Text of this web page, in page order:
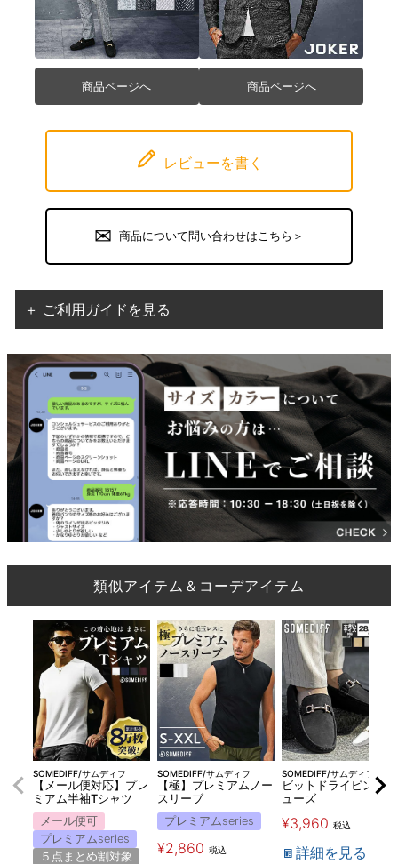
商品ページへ 商品ページへ
レビューを書く
商品について問い合わせはこちら＞
＋ ご利用ガイドを見る
類似アイテム＆コーデアイテム
SOMEDIFF/サムディフ
【メール便対応】プレ
ミアム半袖Tシャツ
メール便可
プレミアムseries
５点まとめ割対象
SOMEDIFF/サムディフ
【極】プレミアムノー
スリーブ
プレミアムseries
¥2,860 税込
SOMEDIFF/サムディフ
ビットドライビングシ
ューズ
¥3,960 税込
詳細を見る